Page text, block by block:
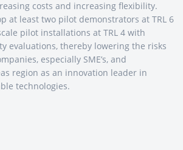
costs and increasing flexibility.
at least two pilot demonstrators at TRL 6
pilot installations at TRL 4 with
evaluations, thereby lowering the risks
especially SME’s, and
region as an innovation leader in
technologies.